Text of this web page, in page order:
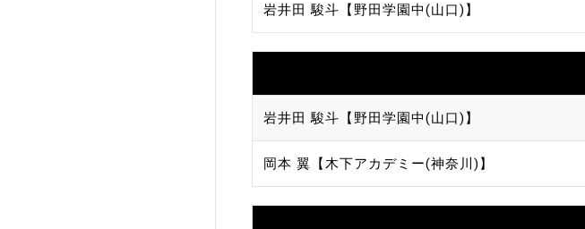
岩井田 駿斗【野田学園中(山口)】
岩井田 駿斗【野田学園中(山口)】
岡本 翼【木下アカデミー(神奈川)】